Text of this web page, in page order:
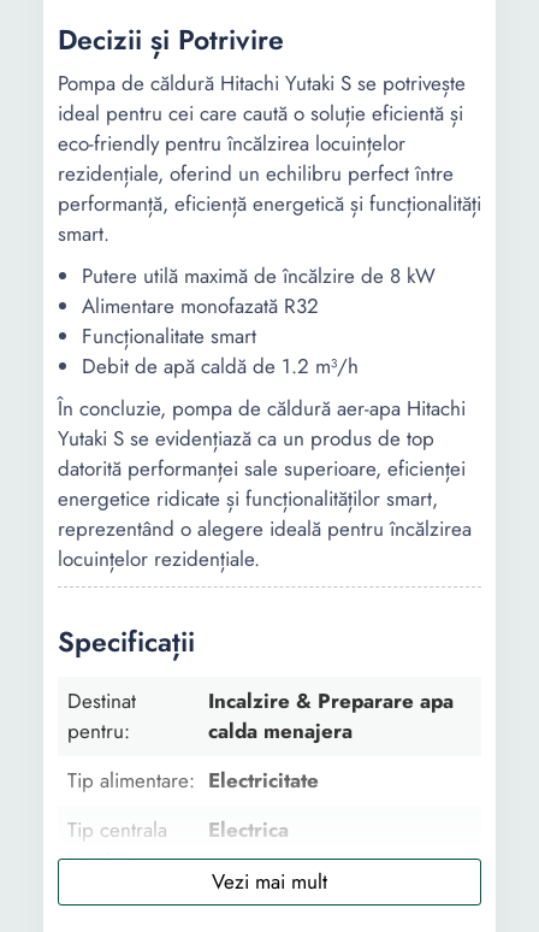
Decizii și Potrivire
Pompa de căldură Hitachi Yutaki S se potrivește
ideal pentru cei care caută o soluție eficientă și
eco-friendly pentru încălzirea locuințelor
rezidențiale, oferind un echilibru perfect între
performanță, eficiență energetică și funcționalități
smart.
Putere utilă maximă de încălzire de 8 kW
Alimentare monofazată R32
Funcționalitate smart
Debit de apă caldă de 1.2 m³/h
În concluzie, pompa de căldură aer-apa Hitachi
Yutaki S se evidențiază ca un produs de top
datorită performanței sale superioare, eficienței
energetice ridicate și funcționalităților smart,
reprezentând o alegere ideală pentru încălzirea
locuințelor rezidențiale.
Specificații
Destinat
pentru:
Incalzire & Preparare apa
calda menajera
Tip alimentare: Electricitate
Tip centrala
termica:
Electrica
Utilizare:
Rezidential